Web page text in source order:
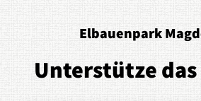
Elbauenpark
Unterstütze das